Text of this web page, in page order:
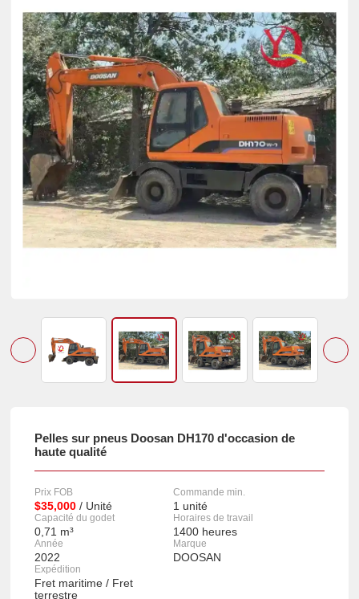
Pelles sur pneus Doosan DH170 d'occasion de
haute qualité
Prix FOB
$35,000 / Unité
Commande min.
1 unité
Capacité du godet
0,71 m³
Horaires de travail
1400 heures
Année
2022
Marque
DOOSAN
Expédition
Fret maritime / Fret
terrestre